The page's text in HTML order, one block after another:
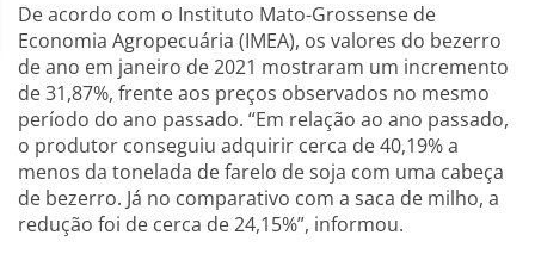
De acordo com o Instituto Mato-Grossense de
Economia Agropecuária (IMEA), os valores do bezerro
de ano em janeiro de 2021 mostraram um incremento
de 31,87%, frente aos preços observados no mesmo
período do ano passado. “Em relação ao ano passado,
o produtor conseguiu adquirir cerca de 40,19% a
menos da tonelada de farelo de soja com uma cabeça
de bezerro. Já no comparativo com a saca de milho, a
redução foi de cerca de 24,15%”, informou.